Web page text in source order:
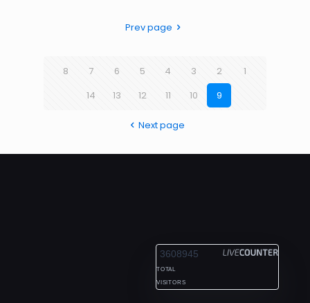
Prev page
1
2
3
4
5
6
7
8
9
10
11
12
13
14
Next page
3608945
TOTAL
VISITORS